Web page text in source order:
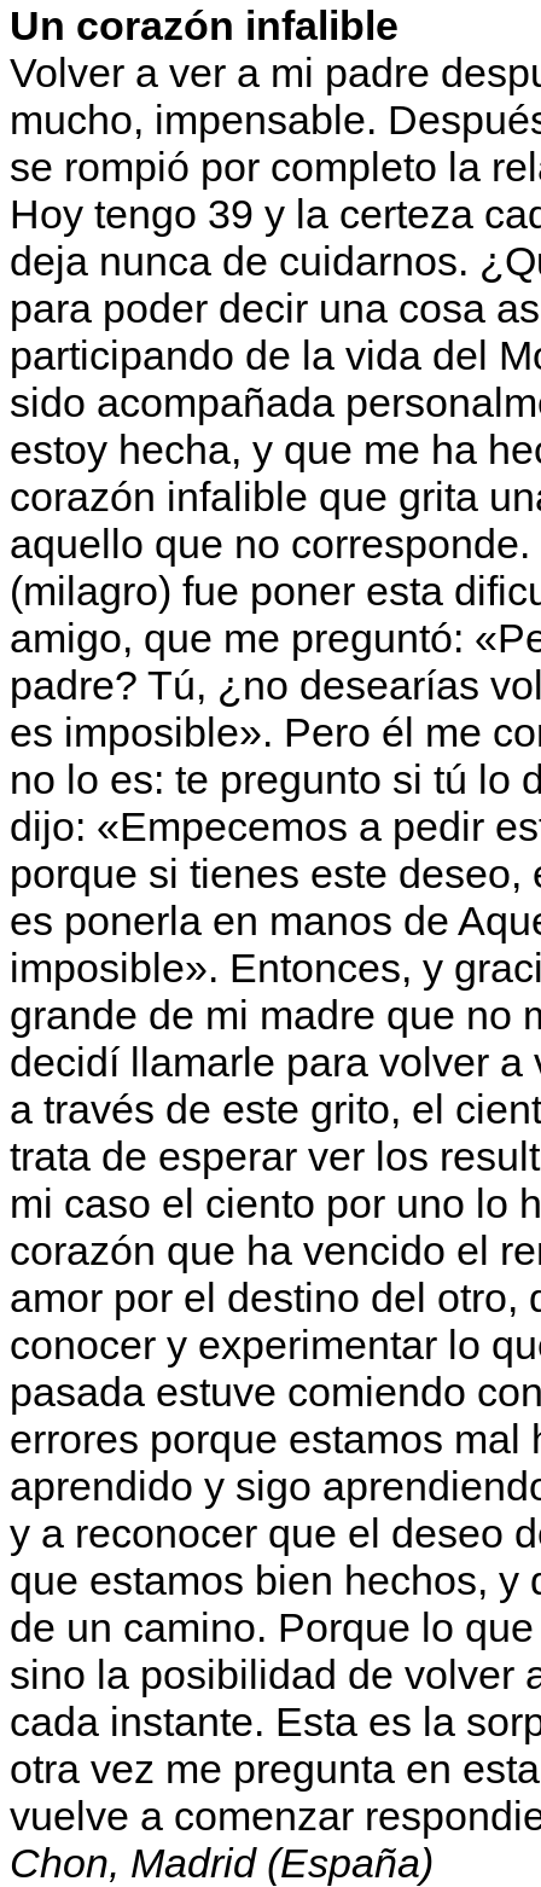
Un corazón infalible
Volver a ver a mi padre
mucho, impensable.
se rompió por completo la
Hoy tengo 39 y la certeza
deja nunca de cuidarnos.
para poder decir una cosa
participando de la vida del
sido acompañada
estoy hecha, y que me ha
corazón infalible que grita
aquello que no
(milagro) fue poner esta
amigo, que me preguntó:
padre? Tú, ¿no desearías
es imposible». Pero él me
no lo es: te pregunto si tú lo
dijo: «Empecemos a pedir
porque si tienes este
es ponerla en manos de
imposible». Entonces, y
grande de mi madre que no
decidí llamarle para volver
a través de este grito, el
trata de esperar ver los
mi caso el ciento por uno lo
corazón que ha vencido el
amor por el destino del otro,
conocer y experimentar lo
pasada estuve comiendo
errores porque estamos
aprendido y sigo
y a reconocer que el deseo
que estamos bien hechos,
de un camino. Porque lo
sino la posibilidad de volver
cada instante. Esta es la
otra vez me pregunta en
vuelve a comenzar
Chon, Madrid (España)